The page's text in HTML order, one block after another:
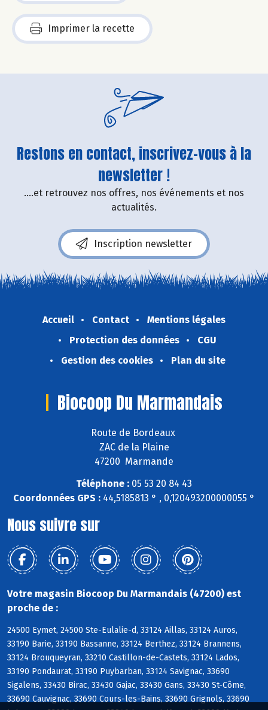
Imprimer la recette
Restons en contact, inscrivez-vous à la
newsletter !
....et retrouvez nos offres, nos événements et nos
actualités.
Inscription newsletter
Accueil Contact
Mentions légales
Protection des données
CGU
Gestion des cookies
Plan du site
Biocoop Du Marmandais
Route de Bordeaux
ZAC de la Plaine
47200 Marmande
Téléphone : 05 53 20 84 43
Coordonnées GPS : 44,5185813 ° , 0,120493200000055 °
Nous suivre sur
Votre magasin Biocoop Du Marmandais (47200) est
proche de :
24500 Eymet, 24500 Ste-Eulalie-d, 33124 Aillas, 33124 Auros,
33190 Barie, 33190 Bassanne, 33124 Berthez, 33124 Brannens,
33124 Brouqueyran, 33210 Castillon-de-Castets, 33124 Lados,
33190 Pondaurat, 33190 Puybarban, 33124 Savignac, 33690
Sigalens, 33430 Birac, 33430 Gajac, 33430 Gans, 33430 St-Côme,
33690 Cauvignac, 33690 Cours-les-Bains, 33690 Grignols, 33690